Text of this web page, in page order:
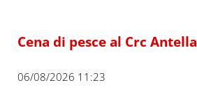
Cena di pesce al Crc Antella
06/08/2026 11:23